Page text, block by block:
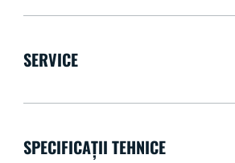
SERVICE
SPECIFICAȚII TEHNICE